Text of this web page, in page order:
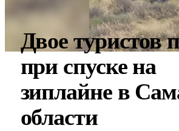
Двое туристов
при спуске на
зиплайне в
области